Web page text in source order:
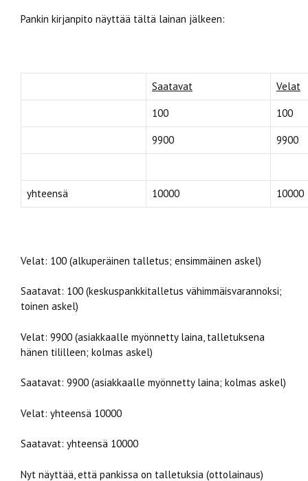
Pankin kirjanpito näyttää tältä lainan jälkeen:
Saatavat Velat
100 100
9900 9900
yhteensä 10000 10000
Velat: 100 (alkuperäinen talletus; ensimmäinen askel)
Saatavat: 100 (keskuspankkitalletus vähimmäisvarannoksi;
toinen askel)
Velat: 9900 (asiakkaalle myönnetty laina, talletuksena
hänen tililleen; kolmas askel)
Saatavat: 9900 (asiakkaalle myönnetty laina; kolmas askel)
Velat: yhteensä 10000
Saatavat: yhteensä 10000
Nyt näyttää, että pankissa on talletuksia (ottolainaus)